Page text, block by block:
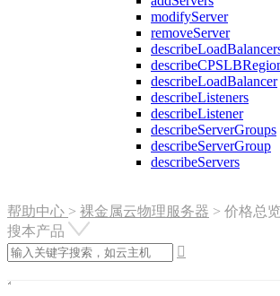
modifyServer
removeServer
describeLoadBalancer
describeListeners
describeListener
describeServerGroups
describeServerGroup
describeServers
帮助中心 > 裸金属云物理服务器 > 价格总
搜本产品
